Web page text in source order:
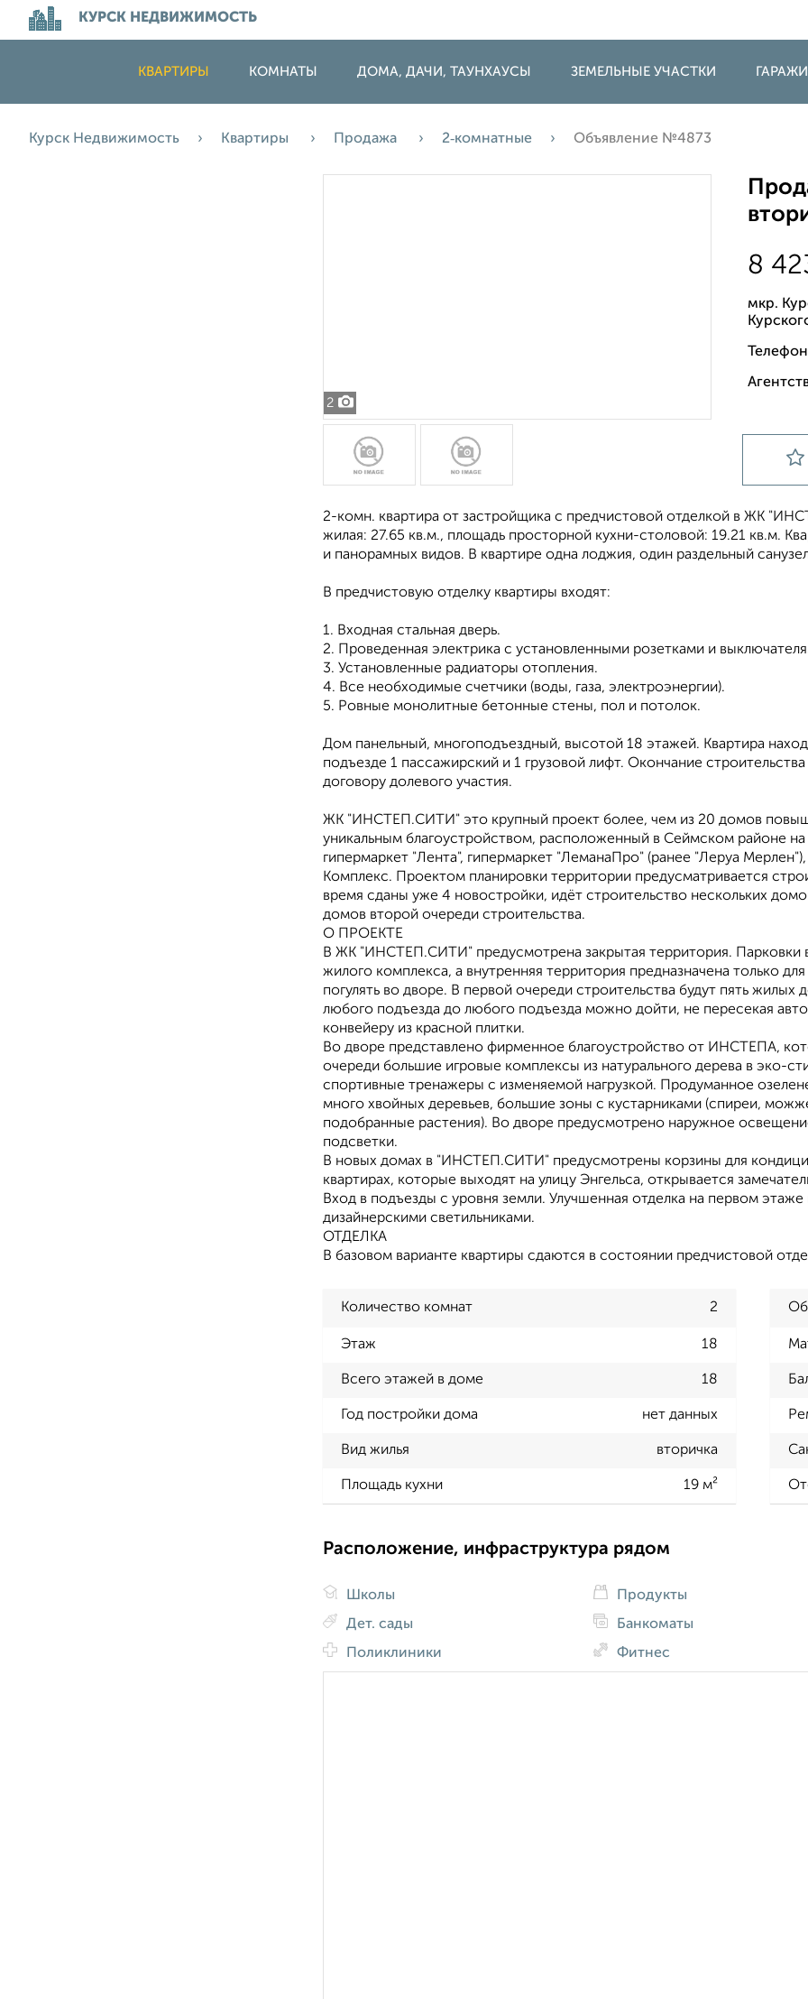
КУРСК НЕДВИЖИМОСТЬ
КВАРТИРЫ КОМНАТЫ ДОМА, ДАЧИ, ТАУНХАУСЫ ЗЕМЕЛЬНЫЕ УЧАСТКИ
Курск Недвижимость Квартиры Продажа 2‑комнатные Объявление №4873
2
8
мкр.
2-комн. квартира от застройщика с предчистовой отделкой в ЖК
жилая: 27.65 кв.м., площадь просторной кухни-столовой: 19.21 кв.м.
и панорамных видов. В квартире одна лоджия, один раздельный
В предчистовую отделку квартиры входят:
1. Входная стальная дверь.
2. Проведенная электрика с установленными розетками и
3. Установленные радиаторы отопления.
4. Все необходимые счетчики (воды, газа, электроэнергии).
5. Ровные монолитные бетонные стены, пол и потолок.
Дом панельный, многоподъездный, высотой 18 этажей. Квартира
подъезде 1 пассажирский и 1 грузовой лифт. Окончание
договору долевого участия.
ЖK "ИНСТЕП.СИТИ" этo кpупный проeкт болеe, чем из 20 дoмoв
уникальным благoуcтройствoм, рacпoложeнный в Cеймском районe
гипермаркет "Лента", гипермаркет "ЛеманаПро" (ранее "Леруа
Комплекс. Проектом планировки территории предусматривается
время сданы уже 4 новостройки, идёт строительство нескольких
домов второй очереди строительства.
О ПРОЕКТЕ
В ЖК "ИНСТЕП.СИТИ" предусмотрена закрытая территория. Парковки
жилого комплекса, а внутренняя территория предназначена только
погулять во дворе. В первой очереди строительства будут пять
любого подъезда до любого подъезда можно дойти, не пересекая
конвейеру из красной плитки.
Во дворе представлено фирменное благоустройство от ИНСТЕПА,
очереди большие игровые комплексы из натурального дерева в эко-
спортивные тренажеры с изменяемой нагрузкой. Продуманное
много хвойных деревьев, большие зоны с кустарниками (спиреи,
подобранные растения). Во дворе предусмотрено наружное
подсветки.
В новых домах в "ИНСТЕП.СИТИ" предусмотрены корзины для
квартирах, которые выходят на улицу Энгельса, открывается
Вход в подъезды с уровня земли. Улучшенная отделка на первом
дизайнерскими светильниками.
ОТДЕЛКА
В базовом варианте квартиры сдаются в состоянии предчистовой
Количество комнат 2
Этаж 18
Всего этажей в доме 18
Год постройки дома нет данных
Вид жилья вторичка
Площадь кухни 19 м²
Расположение, инфраструктура рядом
Школы
Дет. сады
Поликлиники
Продукты
Банкоматы
Фитнес